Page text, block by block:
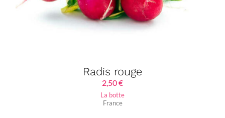
Radis rouge
2,50€
La botte
France